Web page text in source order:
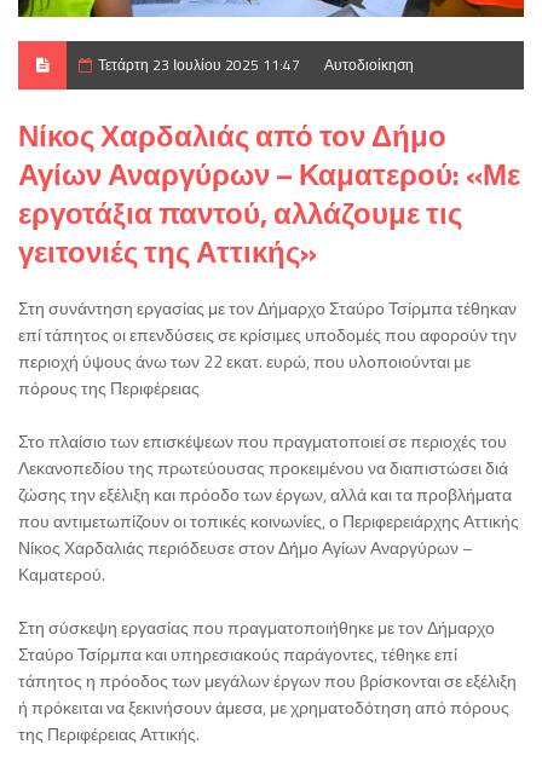
Τετάρτη 23 Ιουλίου 2025 11:47 Αυτοδιοίκηση
Νίκος Χαρδαλιάς από τον Δήμο
Αγίων Αναργύρων – Καματερού: «Με
εργοτάξια παντού, αλλάζουμε τις
γειτονιές της Αττικής»
Στη συνάντηση εργασίας με τον Δήμαρχο Σταύρο Τσίρμπα τέθηκαν
επί τάπητος οι επενδύσεις σε κρίσιμες υποδομές που αφορούν την
περιοχή ύψους άνω των 22 εκατ. ευρώ, που υλοποιούνται με
πόρους της Περιφέρειας
Στο πλαίσιο των επισκέψεων που πραγματοποιεί σε περιοχές του
Λεκανοπεδίου της πρωτεύουσας προκειμένου να διαπιστώσει διά
ζώσης την εξέλιξη και πρόοδο των έργων, αλλά και τα προβλήματα
που αντιμετωπίζουν οι τοπικές κοινωνίες, ο Περιφερειάρχης Αττικής
Νίκος Χαρδαλιάς περιόδευσε στον Δήμο Αγίων Αναργύρων –
Καματερού.
Στη σύσκεψη εργασίας που πραγματοποιήθηκε με τον Δήμαρχο
Σταύρο Τσίρμπα και υπηρεσιακούς παράγοντες, τέθηκε επί
τάπητος η πρόοδος των μεγάλων έργων που βρίσκονται σε εξέλιξη
ή πρόκειται να ξεκινήσουν άμεσα, με χρηματοδότηση από πόρους
της Περιφέρειας Αττικής.